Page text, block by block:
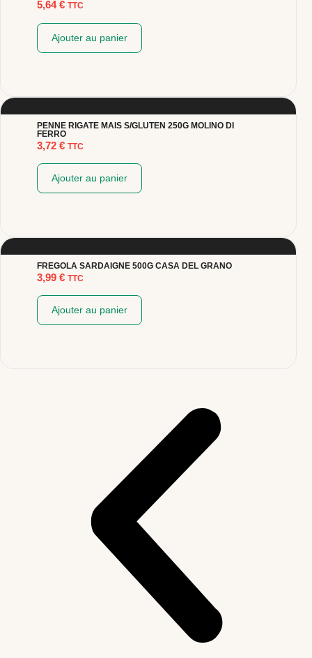
5,64€ TTC
Ajouter au panier
PENNE RIGATE MAIS S/GLUTEN 250G MOLINO DI
FERRO
3,72 € TTC
Ajouter au panier
FREGOLA SARDAIGNE 500G CASA DEL GRANO
3,99 € TTC
Ajouter au panier